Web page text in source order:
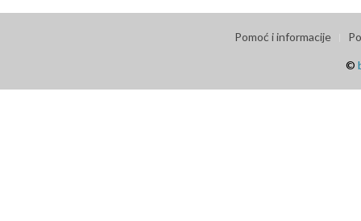
Pomoć i informacije
©